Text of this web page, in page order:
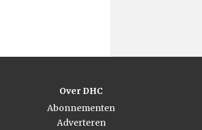
Over DHC
Abonnementen
Adverteren